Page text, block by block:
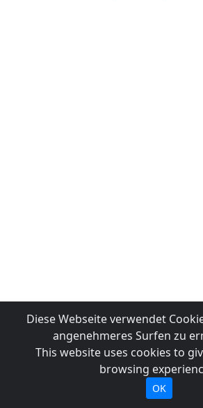
Diese Webseite verwendet
angenehmeres Surfen zu
This website uses cookies to
browsing
OK